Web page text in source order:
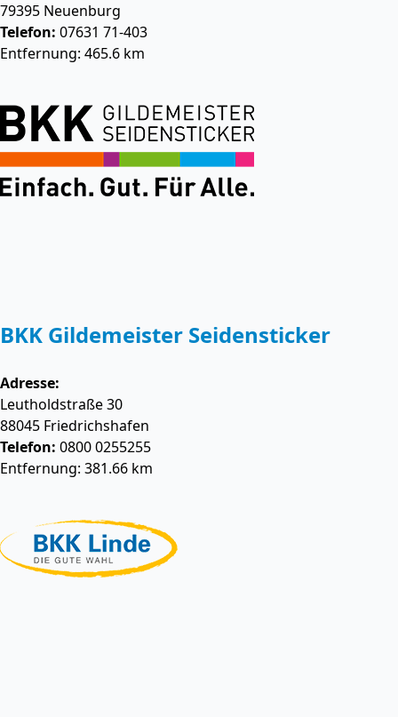
79395 Neuenburg
Telefon: 07631 71-403
Entfernung: 465.6 km
BKK Gildemeister Seidensticker
Adresse:
Leutholdstraße 30
88045 Friedrichshafen
Telefon: 0800 0255255
Entfernung: 381.66 km